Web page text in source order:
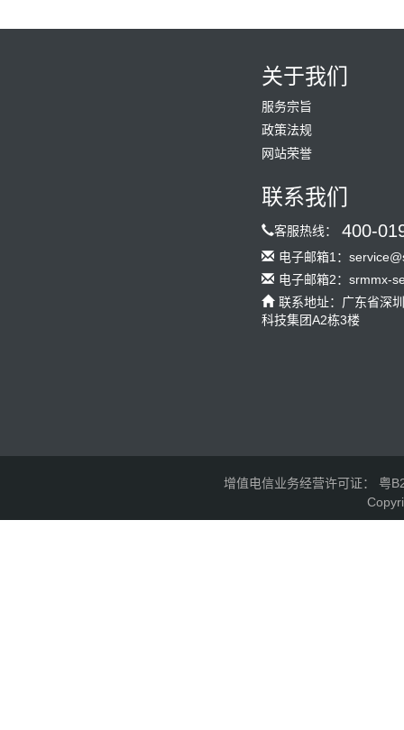
关于我们
服务宗旨
政策法规
网站荣誉
联系我们
客服热线： 400-
电子邮箱1：
电子邮箱2：srmmx-
联系地址：广东省深
科技集团A2栋3楼
增值电信业务经营许可证： 粤